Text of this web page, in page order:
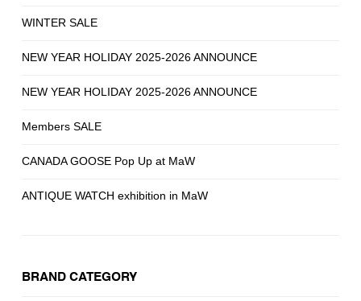
WINTER SALE
NEW YEAR HOLIDAY 2025-2026 ANNOUNCE
NEW YEAR HOLIDAY 2025-2026 ANNOUNCE
Members SALE
CANADA GOOSE Pop Up at MaW
ANTIQUE WATCH exhibition in MaW
BRAND CATEGORY